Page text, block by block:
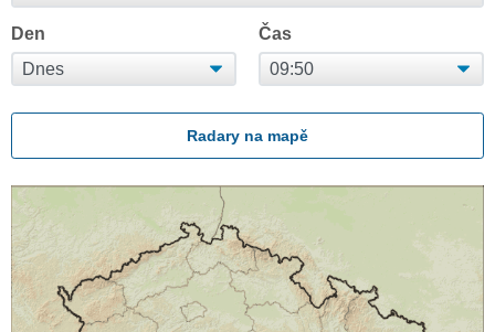
Den Čas
Radary na mapě